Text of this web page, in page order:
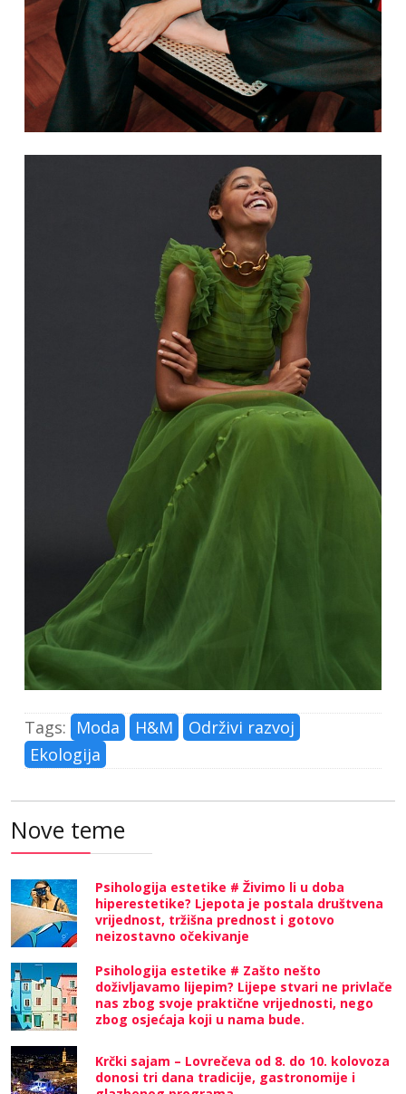
Tags: Moda H&M
Održivi razvoj
Ekologija
Nove teme
Psihologija estetike # Živimo li u doba
hiperestetike? Ljepota je postala društvena
vrijednost, tržišna prednost i gotovo
neizostavno očekivanje
Psihologija estetike # Zašto nešto
doživljavamo lijepim? Lijepe stvari ne privlače
nas zbog svoje praktične vrijednosti, nego
zbog osjećaja koji u nama bude.
Krčki sajam – Lovrečeva od 8. do 10. kolovoza
donosi tri dana tradicije, gastronomije i